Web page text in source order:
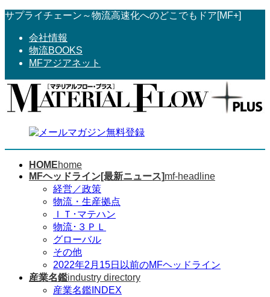
コ
へ
ス
ナ
ョ
ン
サプライチェーン～物流高速化へのどこでもドア[MF+]
会社情報
物流BOOKS
MFアジアネット
HOMEhome
MFヘッドライン[最新ニュース]mf-headline
経営／政策
物流・生産拠点
ＩＴ･マテハン
物流･３ＰＬ
グローバル
その他
2022年2月15日以前のMFヘッドライン
産業名鑑industry directory
産業名鑑INDEX